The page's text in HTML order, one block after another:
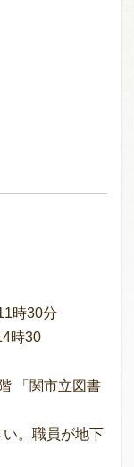
時30分
「関市立図書
。職員が地下